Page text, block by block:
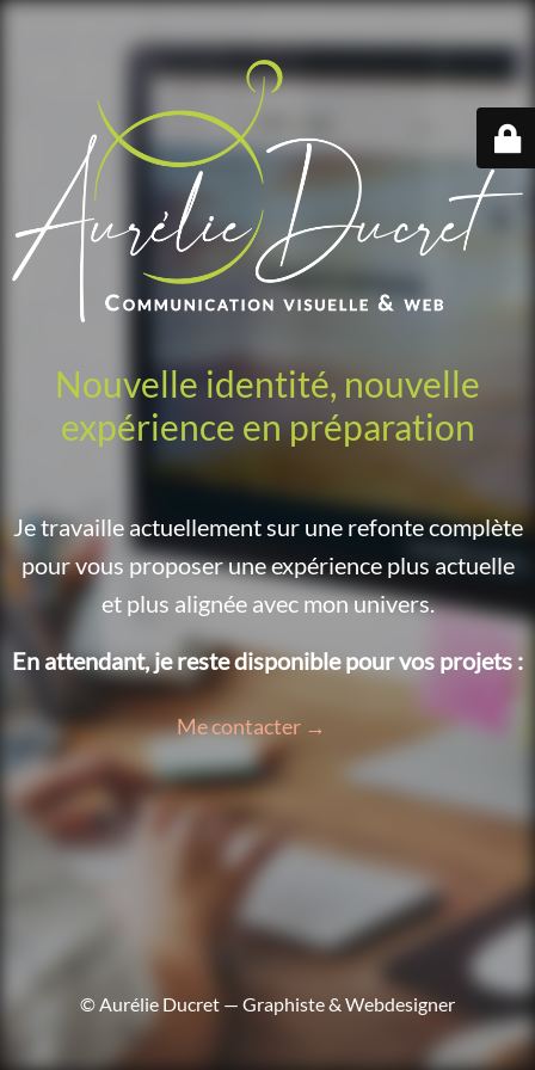
Nouvelle identité, nouvelle
expérience en préparation
Je travaille actuellement sur une refonte complète
pour vous proposer une expérience plus actuelle
et plus alignée avec mon univers.
En attendant, je reste disponible pour vos projets :
Me contacter →
© Aurélie Ducret — Graphiste & Webdesigner